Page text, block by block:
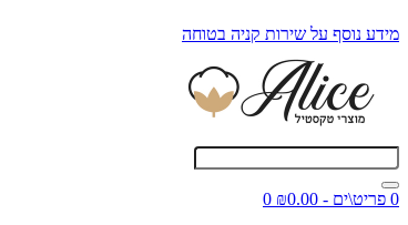
מידע נוסף על שירות קניה בטוחה
0 פריט\ים - ₪0.00
0